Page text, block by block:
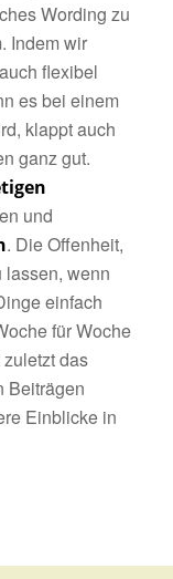
Wording zu
Indem wir
flexibel
es bei einem
klappt auch
ganz gut.
und
. Die Offenheit,
lassen, wenn
einfach
für Woche
das
Beiträgen
Einblicke in